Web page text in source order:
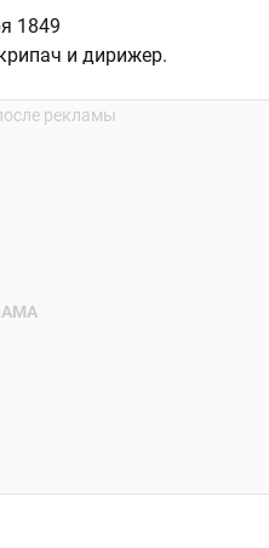
1849
и дирижер.